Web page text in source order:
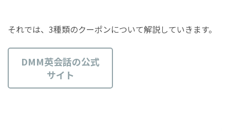
それでは、3種類のクーポンについて解説していきます。
DMM英会話の公式
サイト